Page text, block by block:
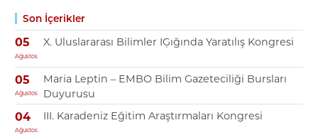
Son İçerikler
05
Ağustos
X. Uluslararası Bilimler IĢığında Yaratılış Kongresi
05
Ağustos
Maria Leptin – EMBO Bilim Gazeteciliği Bursları
Duyurusu
04
Ağustos
III. Karadeniz Eğitim Araştırmaları Kongresi